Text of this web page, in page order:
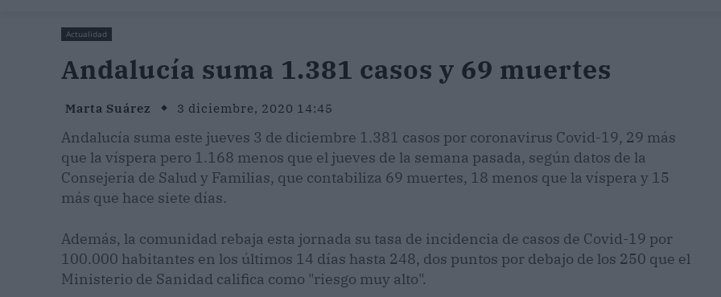
Actualidad
Andalucía suma 1.381 casos y 69 muertes
Marta Suárez 3 diciembre, 2020 14:45
Andalucía suma este jueves 3 de diciembre 1.381 casos por coronavirus Covid-19, 29 más
que la víspera pero 1.168 menos que el jueves de la semana pasada, según datos de la
Consejería de Salud y Familias, que contabiliza 69 muertes, 18 menos que la víspera y 15
más que hace siete días.
Además, la comunidad rebaja esta jornada su tasa de incidencia de casos de Covid-19 por
100.000 habitantes en los últimos 14 días hasta 248, dos puntos por debajo de los 250 que el
Ministerio de Sanidad califica como "riesgo muy alto".